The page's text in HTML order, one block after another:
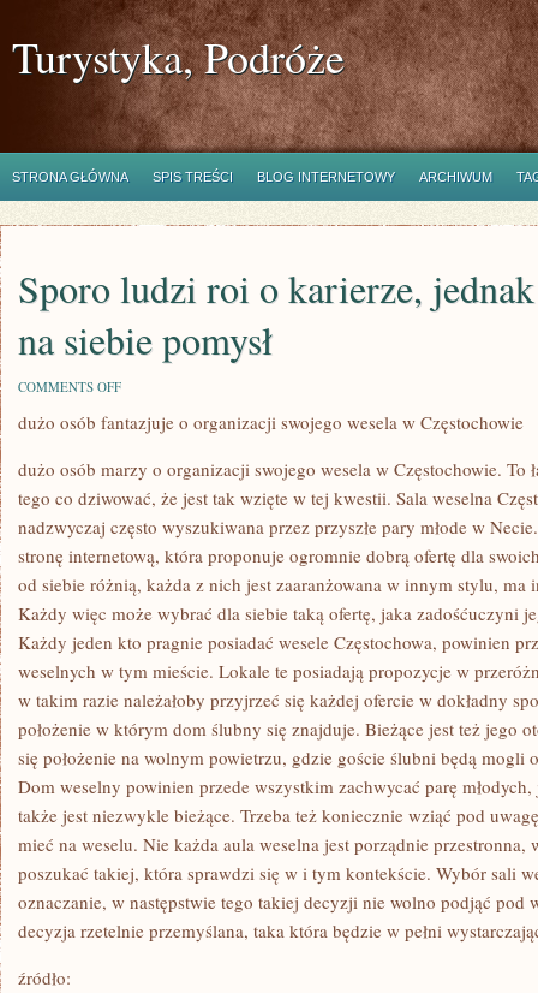
Turystyka, Podróże
STRONA GŁÓWNA SPIS TREŚCI BLOG INTERNETOWY ARCHIWUM
Sporo ludzi roi o karierze,
na siebie pomysł
COMMENTS OFFON
LUDZI
KARIERZE,
JEDNAK
KAŻDY
MA
NA
SIEBIE
POMYSŁ
dużo osób fantazjuje o organizacji swojego wesela w Częstochowie
dużo osób marzy o organizacji swojego wesela w Częstochowie. To
tego co dziwować, że jest tak wzięte w tej kwestii. Sala weselna
nadzwyczaj często wyszukiwana przez przyszłe pary młode w
stronę internetową, która proponuje ogromnie dobrą ofertę dla
od siebie różnią, każda z nich jest zaaranżowana w innym stylu, ma
Każdy więc może wybrać dla siebie taką ofertę, jaka zadośćuczyni
Każdy jeden kto pragnie posiadać wesele Częstochowa, powinien
weselnych w tym mieście. Lokale te posiadają propozycje w
w takim razie należałoby przyjrzeć się każdej ofercie w dokładny
położenie w którym dom ślubny się znajduje. Bieżące jest też jego
się położenie na wolnym powietrzu, gdzie goście ślubni będą mogli
Dom weselny powinien przede wszystkim zachwycać parę
także jest niezwykle bieżące. Trzeba też koniecznie wziąć pod
mieć na weselu. Nie każda aula weselna jest porządnie
poszukać takiej, która sprawdzi się w i tym kontekście. Wybór sali
oznaczanie, w następstwie tego takiej decyzji nie wolno podjąć pod
decyzja rzetelnie przemyślana, taka która będzie w pełni
źródło: